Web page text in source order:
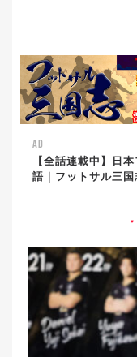
AD
【全話連載中】日
語｜フットサル三国